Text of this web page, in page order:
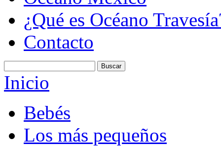
¿Qué es Océano
Contacto
Inicio
Bebés
Los más pequeños